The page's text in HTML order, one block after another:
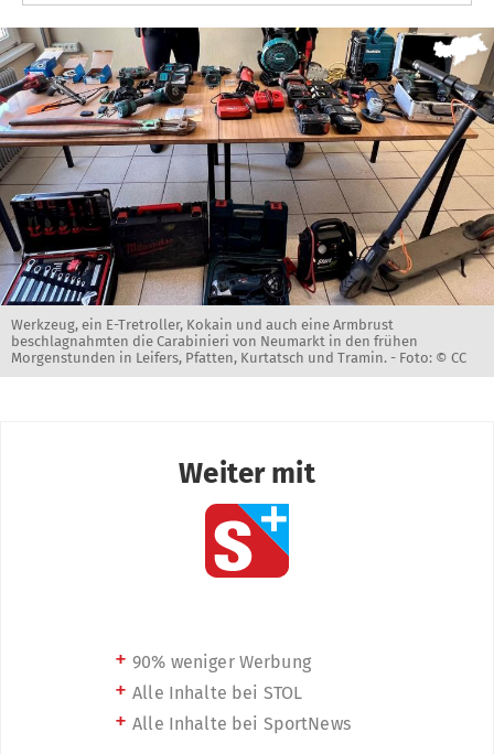
Werkzeug, ein E-Tretroller, Kokain und auch eine Armbrust
beschlagnahmten die Carabinieri von Neumarkt in den frühen
Morgenstunden in Leifers, Pfatten, Kurtatsch und Tramin. - Foto: © CC